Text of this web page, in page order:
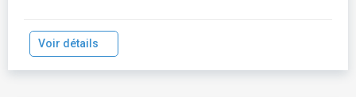
Voir détails